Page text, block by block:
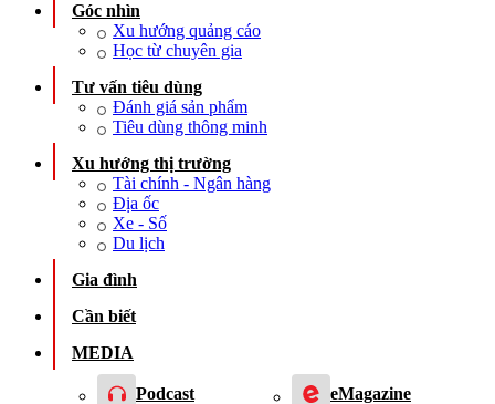
Góc nhìn
Xu hướng quảng cáo
Học từ chuyên gia
Tư vấn tiêu dùng
Đánh giá sản phẩm
Tiêu dùng thông minh
Xu hướng thị trường
Tài chính - Ngân hàng
Địa ốc
Xe - Số
Du lịch
Gia đình
Cần biết
MEDIA
Podcast eMagazine